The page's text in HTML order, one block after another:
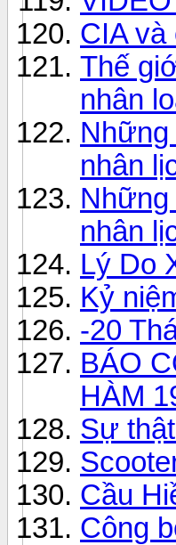
CIA
Thế
nhân
nhân
nhân
Lý Do
Kỷ
-20
BÁO
HÀM
Sự
Cầu
Công